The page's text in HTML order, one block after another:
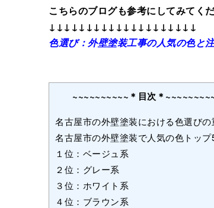
こちらのブログも参考にしてみてく
↓↓↓↓↓↓↓↓↓↓↓↓↓↓↓↓↓↓↓↓
色選び：外壁塗装工事の人気の色と
~~~~~~~~~~＊目次＊
名古屋市の外壁塗装における色選びの
名古屋市の外壁塗装で人気の色トップ
１位：ベージュ系
２位：グレー系
３位：ホワイト系
４位：ブラウン系